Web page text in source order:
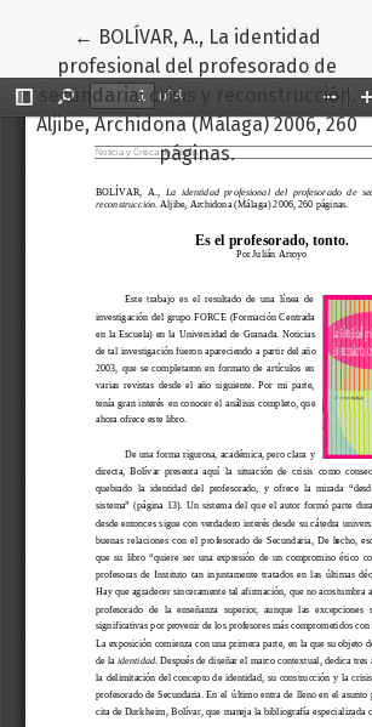
← Volver a los detalles del artículo
BOLÍVAR, A., La identidad
profesional del profesorado de
secundaria: crisis y reconstrucción.
Aljibe, Archidona (Málaga) 2006, 260
páginas.